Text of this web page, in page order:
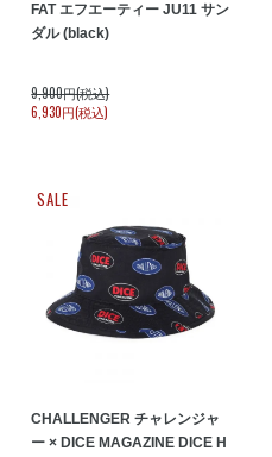
FAT エフエーティー JU11 サン
ダル (black)
9,900円(税込)
6,930円(税込)
SALE
CHALLENGER チャレンジャ
ー × DICE MAGAZINE DICE H